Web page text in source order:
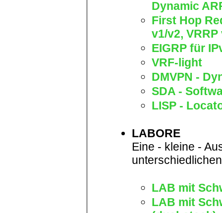
Dynamic
First Hop
v1/v2,
EIGRP für
VRF-light
DMVPN -
SDA -
LISP -
LABORE
Eine - kleine -
LAB mit
LAB mit